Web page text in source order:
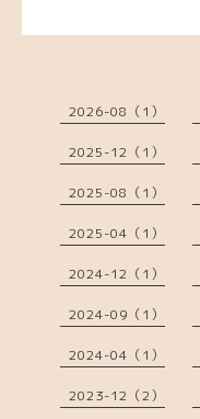
2026-08（1）
2025-12（1）
2025-08（1）
2025-04（1）
2024-12（1）
2024-09（1）
2024-04（1）
2023-12（2）